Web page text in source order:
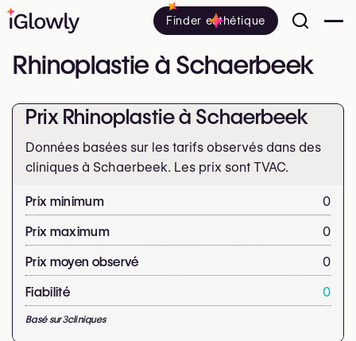
Finder esthétique
Rhinoplastie à Schaerbeek
Prix Rhinoplastie à Schaerbeek
Données basées sur les tarifs observés dans des
cliniques à Schaerbeek. Les prix sont TVAC.
Prix minimum
0
Prix maximum
0
Prix moyen observé
0
Fiabilité
0
Basé sur3cliniques